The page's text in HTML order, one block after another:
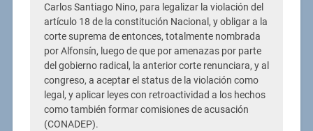
Carlos Santiago Nino, para legalizar la violación del
artículo 18 de la constitución Nacional, y obligar a la
corte suprema de entonces, totalmente nombrada
por Alfonsín, luego de que por amenazas por parte
del gobierno radical, la anterior corte renunciara, y al
congreso, a aceptar el status de la violación como
legal, y aplicar leyes con retroactividad a los hechos
como también formar comisiones de acusación
(CONADEP).